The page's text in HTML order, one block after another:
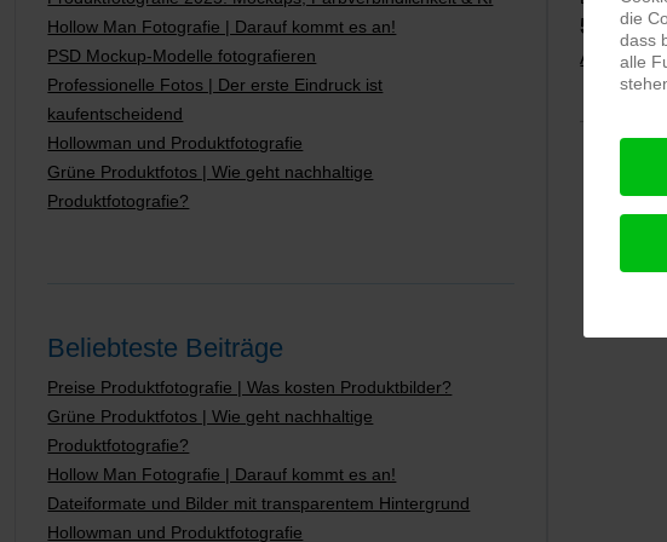
Hollow Man Fotografie | Darauf kommt es an!
PSD Mockup-Modelle fotografieren
Professionelle Fotos | Der erste Eindruck ist
kaufentscheidend
Hollowman und Produktfotografie
Grüne Produktfotos | Wie geht nachhaltige
Produktfotografie?
Beliebteste Beiträge
Preise Produktfotografie | Was kosten Produktbilder?
Grüne Produktfotos | Wie geht nachhaltige
Produktfotografie?
Hollow Man Fotografie | Darauf kommt es an!
Dateiformate und Bilder mit transparentem Hintergrund
Hollowman und Produktfotografie
5,0
Alle
die
dass
alle